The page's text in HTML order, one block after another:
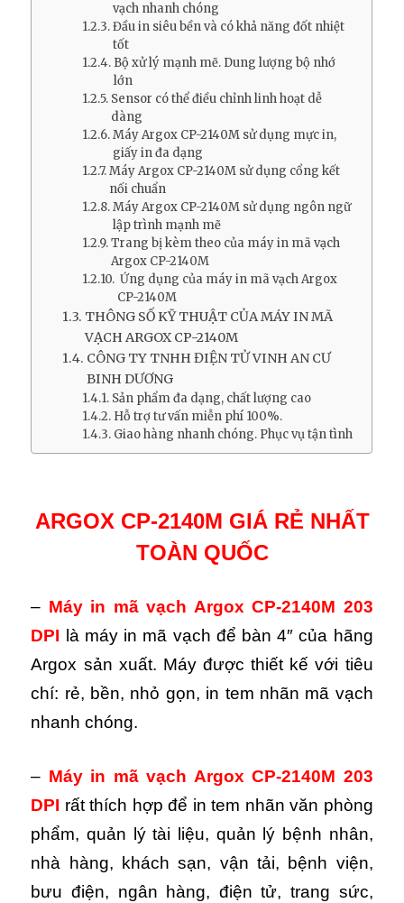
vạch nhanh chóng
Đầu in siêu bền và có khả năng đốt nhiệt
tốt
Bộ xử lý mạnh mẽ. Dung lượng bộ nhớ
lớn
Sensor có thể điều chỉnh linh hoạt dễ
dàng
Máy Argox CP-2140M sử dụng mực in,
giấy in đa dạng
Máy Argox CP-2140M sử dụng cổng kết
nối chuẩn
Máy Argox CP-2140M sử dụng ngôn ngữ
lập trình mạnh mẽ
Trang bị kèm theo của máy in mã vạch
Argox CP-2140M
Ứng dụng của máy in mã vạch Argox
CP-2140M
THÔNG SỐ KỸ THUẬT CỦA MÁY IN MÃ
VẠCH ARGOX CP-2140M
CÔNG TY TNHH ĐIỆN TỬ VINH AN CƯ
BINH DƯƠNG
Sản phẩm đa dạng, chất lượng cao
Hỗ trợ tư vấn miễn phí 100%.
Giao hàng nhanh chóng. Phục vụ tận tình
ARGOX CP-2140M GIÁ RẺ NHẤT
TOÀN QUỐC
– Máy in mã vạch Argox CP-2140M 203
DPI là máy in mã vạch để bàn 4″ của hãng
Argox sản xuất. Máy được thiết kế với tiêu
chí: rẻ, bền, nhỏ gọn, in tem nhãn mã vạch
nhanh chóng.
– Máy in mã vạch Argox CP-2140M 203
DPI rất thích hợp để in tem nhãn văn phòng
phẩm, quản lý tài liệu, quản lý bệnh nhân,
nhà hàng, khách sạn, vận tải, bệnh viện,
bưu điện, ngân hàng, điện tử, trang sức,